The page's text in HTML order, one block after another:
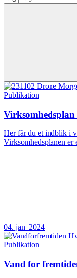
Publikation
Virksomhedsplan
Her får du et indblik i
Virksomhedsplanen er
04. jan. 2024
Publikation
Vand for